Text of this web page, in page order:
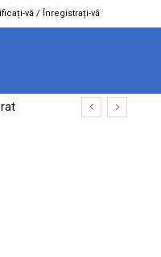
vă / Înregistrați-vă